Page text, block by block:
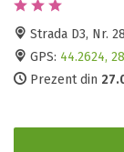
Strada D3, Nr.
GPS: 44.2624,
Prezent din